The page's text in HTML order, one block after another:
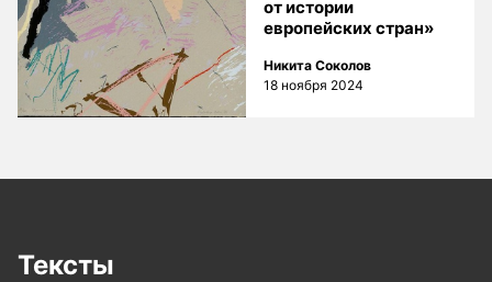
от истории
европейских стран»
Никита Соколов
18 ноября 2024
Тексты